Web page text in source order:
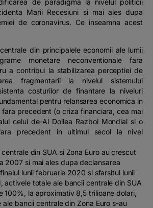
de paradigma la nivelul politicii
Marii Recesiuni si mai ales dupa
de coronavirus. Ce inseamna acest
din principalele economii ale lumii
monetare neconventionale fara
a contribui la stabilizarea perceptiei de
fragmentarii la nivelul sistemului
costurilor de finantare la niveluri
pentru relansarea economica in
fara precedent (o criza financiara, cea mai
celui de-Al Doilea Razboi Mondial si o
precedent in ultimul secol la nivel
din SUA si Zona Euro au crescut
2007 si mai ales dupa declansarea
lunii februarie 2020 si sfarsitul lunii
activele totale ale bancii centrale din SUA
100%, la aproximativ 8,5 trilioane dolari,
ale bancii centrale din Zona Euro s-au